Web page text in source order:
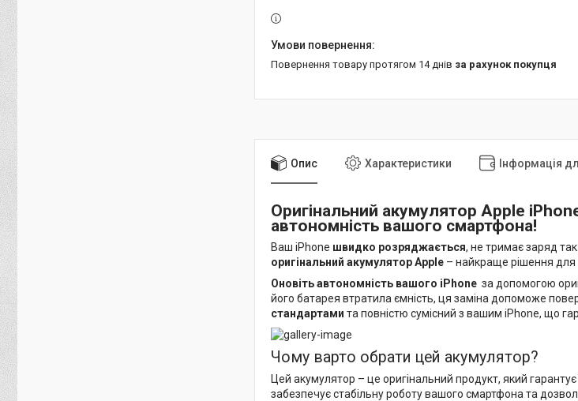
повернення товару протягом 14 днів за рахунок покупця
Опис Характеристики Інформація
Оригінальний акумулятор Apple
автономність вашого смартфона!
Ваш iPhone швидко розряджається, не тримає заряд
оригінальний акумулятор Apple – найкраще рішення
Оновіть автономність вашого iPhone за допомогою
його батарея втратила ємність, ця заміна допоможе
стандартами та повністю сумісний з вашим iPhone, що
Чому варто обрати цей акумулятор?
Цей акумулятор – це оригінальний продукт, який
забезпечує стабільну роботу вашого смартфона та